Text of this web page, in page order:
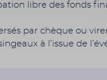
libre des fonds
par chèque ou
à l’issue de